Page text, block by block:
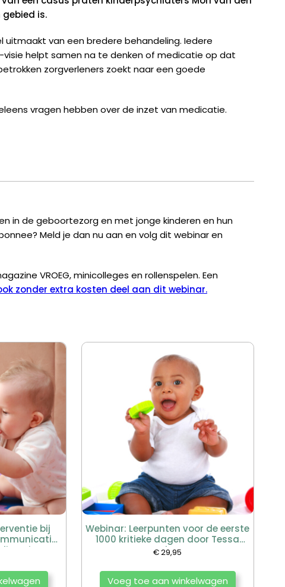
is.
van een bredere behandeling. Iedere
helpt samen na te denken of medicatie op dat
zorgverleners zoekt naar een goede
vragen hebben over de inzet van medicatie.
in de geboortezorg en met jonge kinderen en hun
Meld je dan nu aan en volg dit webinar en
VROEG, minicolleges en rollenspelen. Een
zonder extra kosten deel aan dit webinar.
bij
Dietz en
Webinar: Leerpunten voor de eerste
1000 kritieke dagen door Tessa
Roseboom
€29,95
Voeg toe aan winkelwagen